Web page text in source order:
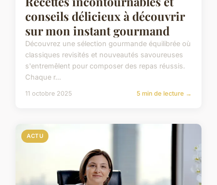
conseils délicieux à découvrir
sur mon instant gourmand
Découvrez une sélection gourmande équilibrée où
classiques revisités et nouveautés savoureuses
s'entremêlent pour composer des repas réussis.
Chaque r...
11 octobre 2025 5 min de lecture →
ACTU